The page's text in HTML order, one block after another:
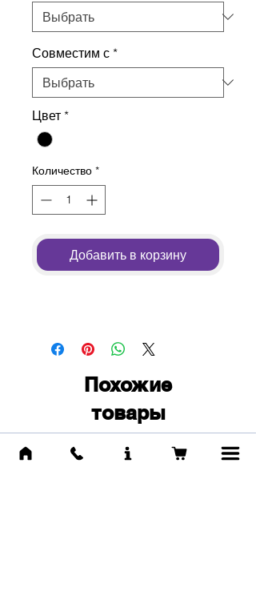
Совместим с *
Цвет *
Количество *
Добавить в корзину
Похожие
товары